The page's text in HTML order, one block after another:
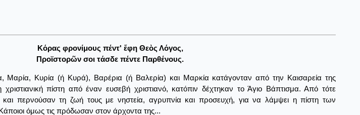
Κόρας φρονίμους πέντ' ἔφη Θεὸς Λόγος,
Προϊστορῶν σοι τάσδε πέντε Παρθένους.
Μαρία, Κυρία (ή Κυρά), Βαρέρια (ή Βαλερία) και Μαρκία κατάγονταν από την Καισαρεία της
χριστιανική πίστη από έναν ευσεβή χριστιανό, κατόπιν δέχτηκαν το Άγιο Βάπτισμα. Από τότε
και περνούσαν τη ζωή τους με νηστεία, αγρυπνία και προσευχή, για να λάμψει η πίστη των
όμως τις πρόδωσαν στον άρχοντα της...